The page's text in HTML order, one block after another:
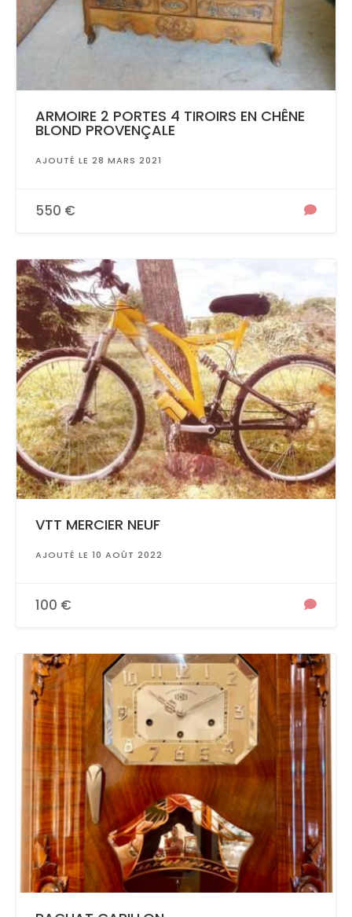
ARMOIRE 2 PORTES 4 TIROIRS EN CHÊNE
BLOND PROVENÇALE
AJOUTÉ LE 28 MARS 2021
550 €
VTT MERCIER NEUF
AJOUTÉ LE 10 AOÛT 2022
100 €